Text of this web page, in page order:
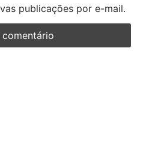
publicações por e-mail.